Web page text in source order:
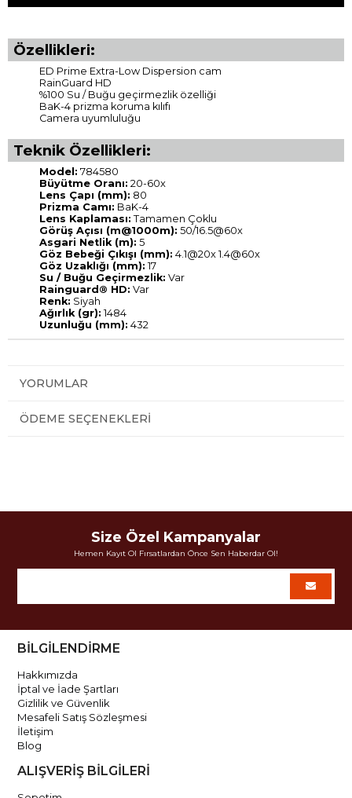
Özellikleri:
ED Prime Extra-Low Dispersion cam
RainGuard HD
%100 Su / Buğu geçirmezlik özelliği
BaK-4 prizma koruma kılıfı
Camera uyumluluğu
Teknik Özellikleri:
Model: 784580
Büyütme Oranı: 20-60x
Lens Çapı (mm): 80
Prizma Camı: BaK-4
Lens Kaplaması: Tamamen Çoklu
Görüş Açısı (m@1000m): 50/16.5@60x
Asgari Netlik (m): 5
Göz Bebeği Çıkışı (mm): 4.1@20x 1.4@60x
Göz Uzaklığı (mm): 17
Su / Buğu Geçirmezlik: Var
Rainguard® HD: Var
Renk: Siyah
Ağırlık (gr): 1484
Uzunluğu (mm): 432
YORUMLAR
ÖDEME SEÇENEKLERI
Size Özel Kampanyalar
Hemen Kayıt Ol Fırsatlardan Önce Sen Haberdar Ol!
BİLGİLENDİRME
Hakkımızda
İptal ve İade Şartları
Gizlilik ve Güvenlik
Mesafeli Satış Sözleşmesi
İletişim
Blog
ALIŞVERİŞ BİLGİLERİ